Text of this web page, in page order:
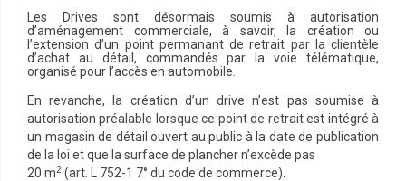
Les Drives sont désormais soumis à autorisation
d’aménagement commerciale, à savoir, la création ou
l’extension d’un point permanant de retrait par la clientèle
d’achat au détail, commandés par la voie télématique,
organisé pour l’accès en automobile.
En revanche, la création d’un drive n’est pas soumise à
autorisation préalable lorsque ce point de retrait est intégré à
un magasin de détail ouvert au public à la date de publication
de la loi et que la surface de plancher n’excède pas
20 m2 (art. L 752-1 7° du code de commerce).